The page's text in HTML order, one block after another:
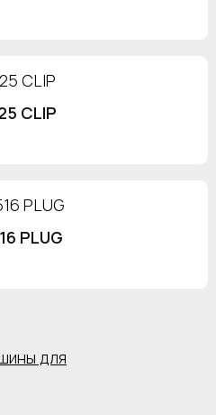
CLIP
PLUG